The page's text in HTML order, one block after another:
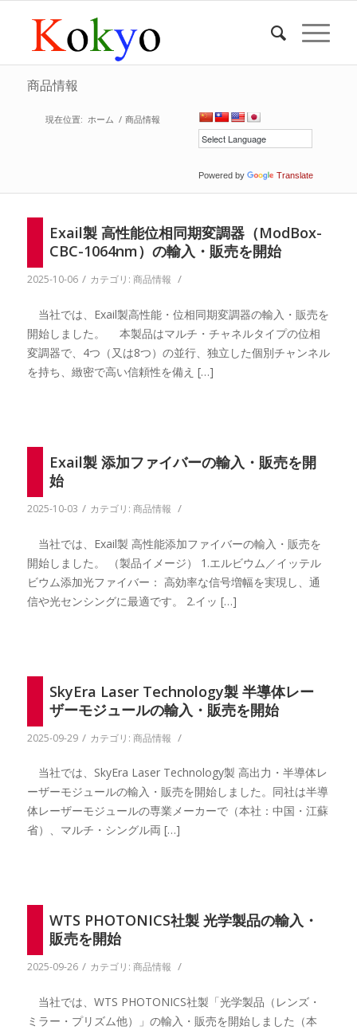
商品情報
Powered by Translate
現在位置: ホーム / 商品情報
Exail製 高性能位相同期変調器（ModBox-
CBC-1064nm）の輸入・販売を開始
2025-10-06 / カテゴリ: 商品情報 /
当社では、Exail製高性能・位相同期変調器の輸入・販売を
開始しました。 本製品はマルチ・チャネルタイプの位相
変調器で、4つ（又は8つ）の並行、独立した個別チャンネル
を持ち、緻密で高い信頼性を備え […]
Exail製 添加ファイバーの輸入・販売を開
始
2025-10-03 / カテゴリ: 商品情報 /
当社では、Exail製 高性能添加ファイバーの輸入・販売を
開始しました。 （製品イメージ） 1.エルビウム／イッテル
ビウム添加光ファイバー： 高効率な信号増幅を実現し、通
信や光センシングに最適です。 2.イッ […]
SkyEra Laser Technology製 半導体レー
ザーモジュールの輸入・販売を開始
2025-09-29 / カテゴリ: 商品情報 /
当社では、SkyEra Laser Technology製 高出力・半導体レ
ーザーモジュールの輸入・販売を開始しました。同社は半導
体レーザーモジュールの専業メーカーで（本社：中国・江蘇
省）、マルチ・シングル両 […]
WTS PHOTONICS社製 光学製品の輸入・
販売を開始
2025-09-26 / カテゴリ: 商品情報 /
当社では、WTS PHOTONICS社製「光学製品（レンズ・
ミラー・プリズム他）」の輸入・販売を開始しました（本